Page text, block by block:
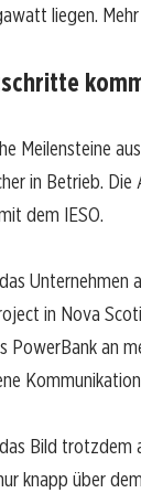
liegen.
Meilensteine
in Betrieb.
dem IESO.
in Nova
PowerBank an
Bild
knapp über